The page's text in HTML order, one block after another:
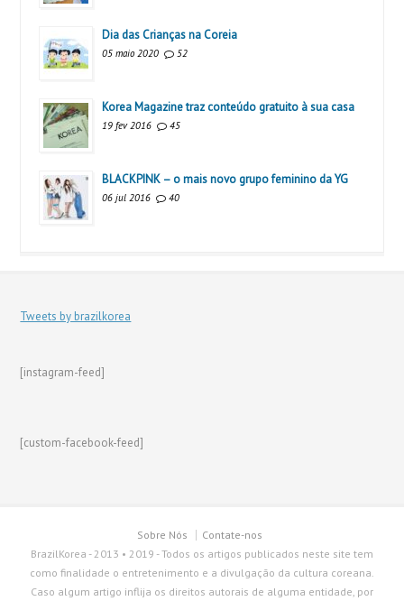
Dia das Crianças na Coreia
05 maio 2020 52
Korea Magazine traz conteúdo gratuito à sua casa
19 fev 2016 45
BLACKPINK – o mais novo grupo feminino da YG
06 jul 2016 40
Tweets by brazilkorea
[instagram-feed]
[custom-facebook-feed]
Sobre Nós
Contate-nos
BrazilKorea - 2013 • 2019 - Todos os artigos publicados neste site tem
como finalidade o entretenimento e a divulgação da cultura coreana.
Caso algum artigo inflija os direitos autorais de alguma entidade, por